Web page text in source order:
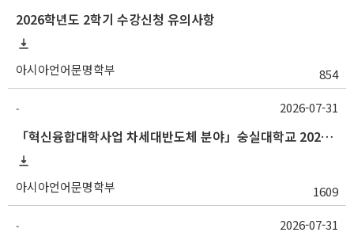
2026학년도 2학기 수강신청 유의사항
아시아언어문명학부 854
-
「혁신융합대학사업 차세대반도체 분야」숭실대학교 2026학년도 2학기 교류 수학 안내
아시아언어문명학부 1609
2026-07-31
- 2026-07-31